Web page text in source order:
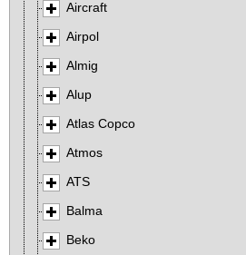
Aircraft
Airpol
Almig
Alup
Atlas Copco
Atmos
ATS
Balma
Beko